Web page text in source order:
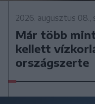
2026. augusztus 08.,
Már több
kellett
országszerte